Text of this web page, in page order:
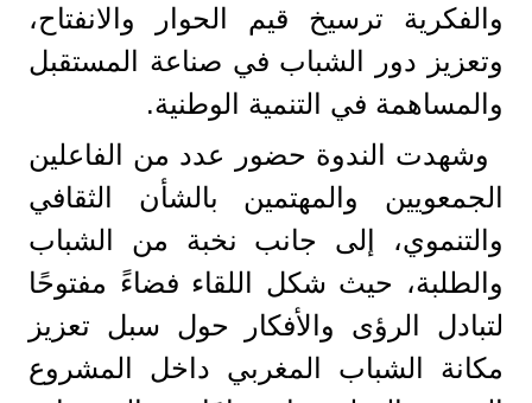
والفكرية ترسيخ قيم الحوار والانفتاح،
وتعزيز دور الشباب في صناعة المستقبل
والمساهمة في التنمية الوطنية.
وشهدت الندوة حضور عدد من الفاعلين
الجمعويين والمهتمين بالشأن الثقافي
والتنموي، إلى جانب نخبة من الشباب
والطلبة، حيث شكل اللقاء فضاءً مفتوحًا
لتبادل الرؤى والأفكار حول سبل تعزيز
مكانة الشباب المغربي داخل المشروع